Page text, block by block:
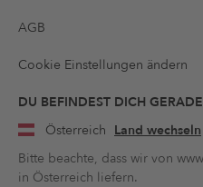
AGB
Cookie Einstellungen ändern
DU BEFINDEST DICH
Österreich Land wechseln
Bitte beachte, dass wir von
in Österreich liefern.